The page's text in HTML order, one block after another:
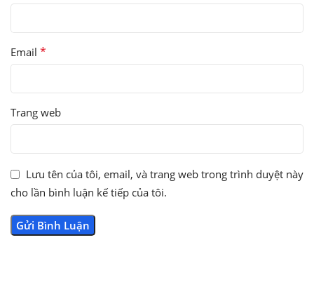
Email *
Trang web
Lưu tên của tôi, email, và trang web trong trình duyệt này
cho lần bình luận kế tiếp của tôi.